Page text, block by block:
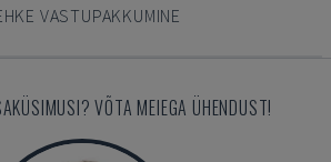
VASTUPAKKUMINE
VÕTA MEIEGA ÜHENDUST!